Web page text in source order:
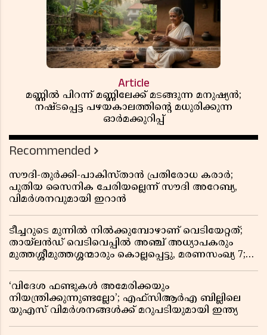
Article
മണ്ണിൽ പിറന്ന് മണ്ണിലേക്ക് മടങ്ങുന്ന മനുഷ്യൻ;
നഷ്ടപ്പെട്ട പഴയകാലത്തിൻ്റെ മധുരിക്കുന്ന
ഓർമക്കുറിപ്പ്
Recommended
സൗദി-തുർക്കി-പാകിസ്താൻ പ്രതിരോധ കരാർ;
പുതിയ സൈനിക ചേരിയല്ലെന്ന് സൗദി അറേബ്യ,
വിമർശനവുമായി ഇറാൻ
ടീച്ചറുടെ മുന്നിൽ നിൽക്കുമ്പോഴാണ് വെടിയേറ്റത്;
തായ്‌ലൻഡ് വെടിവെപ്പിൽ അഞ്ച് അധ്യാപകരും
മുത്തശ്ശീമുത്തശ്ശന്മാരും കൊല്ലപ്പെട്ടു, മരണസംഖ്യ 7;
‘വിദേശ ഫണ്ടുകൾ അമേരിക്കയും
നിയന്ത്രിക്കുന്നുണ്ടല്ലോ’; എഫ്സിആർഎ ബില്ലിലെ
യുഎസ് വിമർശനങ്ങൾക്ക് മറുപടിയുമായി ഇന്ത്യ